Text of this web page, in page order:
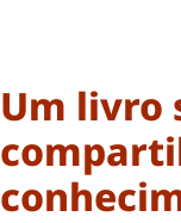
Um livro